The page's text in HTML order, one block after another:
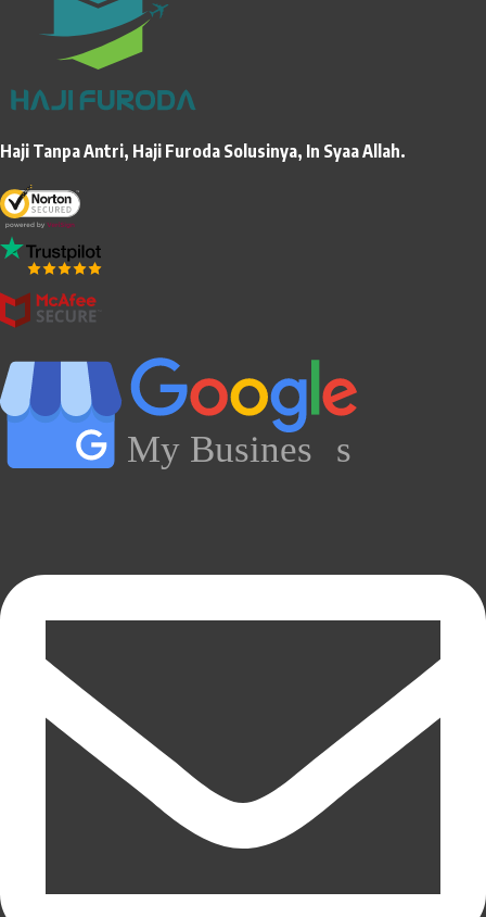
Haji Tanpa Antri, Haji Furoda Solusinya, In Syaa Allah.
My Busines s